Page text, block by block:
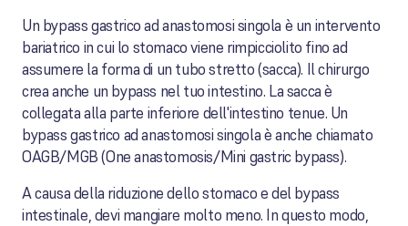
Un bypass gastrico ad anastomosi singola è un intervento
bariatrico in cui lo stomaco viene rimpicciolito fino ad
assumere la forma di un tubo stretto (sacca). Il chirurgo
crea anche un bypass nel tuo intestino. La sacca è
collegata alla parte inferiore dell'intestino tenue. Un
bypass gastrico ad anastomosi singola è anche chiamato
OAGB/MGB (One anastomosis/Mini gastric bypass).
A causa della riduzione dello stomaco e del bypass
intestinale, devi mangiare molto meno. In questo modo,